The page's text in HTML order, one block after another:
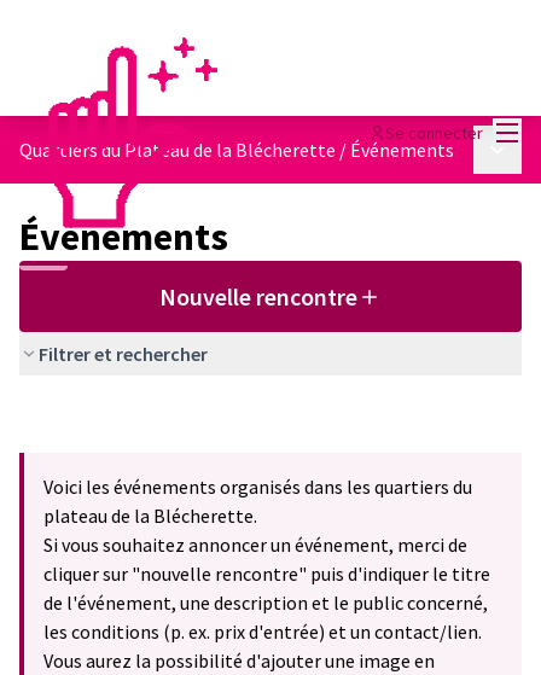
Se connecter
Quartiers du Plateau de la Blécherette / Événements
Événements
Nouvelle rencontre
Filtrer et rechercher
Voici les événements organisés dans les quartiers du
plateau de la Blécherette.
Si vous souhaitez annoncer un événement, merci de
cliquer sur "nouvelle rencontre" puis d'indiquer le titre
de l'événement, une description et le public concerné,
les conditions (p. ex. prix d'entrée) et un contact/lien.
Vous aurez la possibilité d'ajouter une image en